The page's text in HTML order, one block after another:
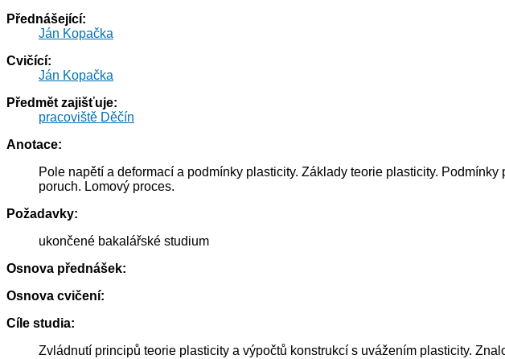
Přednášející:
Ján Kopačka
Cvičící:
Ján Kopačka
Předmět zajišťuje:
pracoviště Děčín
Anotace:
Pole napětí a deformací a podmínky plasticity. Základy teorie plasticity.
poruch. Lomový proces.
Požadavky:
ukončené bakalářské studium
Osnova přednášek:
Osnova cvičení:
Cíle studia:
Zvládnutí principů teorie plasticity a výpočtů konstrukcí s uvážením plasticity.